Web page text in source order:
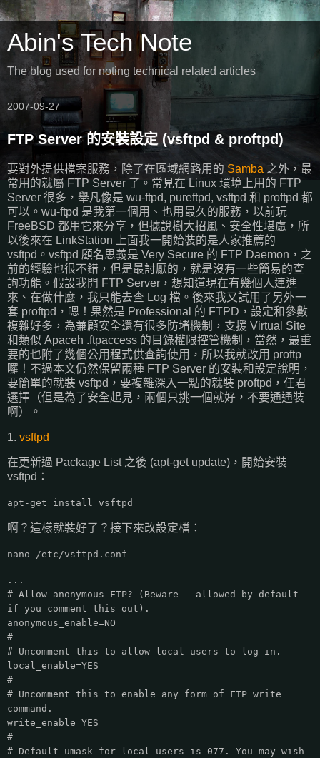
Abin's Tech Note
The blog used for noting technical related articles
2007-09-27
FTP Server 的安裝設定 (vsftpd & proftpd)
要對外提供檔案服務，除了在區域網路用的 Samba 之外，最
常用的就屬 FTP Server 了。常見在 Linux 環境上用的 FTP
Server 很多，舉凡像是 wu-ftpd, pureftpd, vsftpd 和 proftpd 都
可以。wu-ftpd 是我第一個用、也用最久的服務，以前玩
FreeBSD 都用它來分享，但據說樹大招風、安全性堪慮，所
以後來在 LinkStation 上面我一開始裝的是人家推薦的
vsftpd。vsftpd 顧名思義是 Very Secure 的 FTP Daemon，之
前的經驗也很不錯，但是最討厭的，就是沒有一些簡易的查
詢功能。假設我開 FTP Server，想知道現在有幾個人連進
來、在做什麼，我只能去查 Log 檔。後來我又試用了另外一
套 proftpd，嗯！果然是 Professional 的 FTPD，設定和參數
複雜好多，為兼顧安全還有很多防堵機制，支援 Virtual Site
和類似 Apaceh .ftpaccess 的目錄權限控管機制，當然，最重
要的也附了幾個公用程式供查詢使用，所以我就改用 proftp
囉！不過本文仍然保留兩種 FTP Server 的安裝和設定說明，
要簡單的就裝 vsftpd，要複雜深入一點的就裝 proftpd，任君
選擇（但是為了安全起見，兩個只挑一個就好，不要通通裝
啊）。
1. vsftpd
在更新過 Package List 之後 (apt-get update)，開始安裝
vsftpd：
apt-get install vsftpd
啊？這樣就裝好了？接下來改設定檔：
nano /etc/vsftpd.conf
...
# Allow anonymous FTP? (Beware - allowed by default
if you comment this out).
anonymous_enable=NO
#
# Uncomment this to allow local users to log in.
local_enable=YES
#
# Uncomment this to enable any form of FTP write
command.
write_enable=YES
#
# Default umask for local users is 077. You may wish